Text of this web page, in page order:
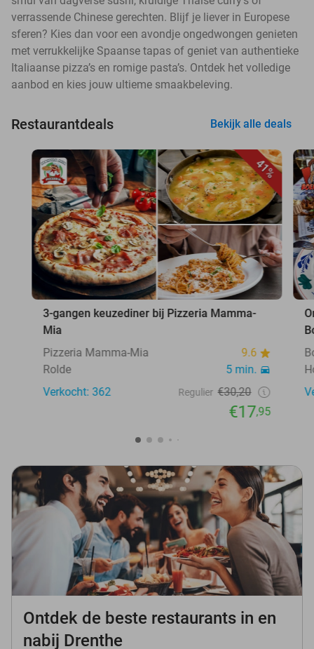
verrassende Chinese gerechten. Blijf je liever in Europese
sferen? Kies dan voor een avondje ongedwongen genieten
met verrukkelijke Spaanse tapas of geniet van authentieke
Italiaanse pizza’s en romige pasta’s. Ontdek het volledige
aanbod en kies jouw ultieme smaakbeleving.
Restaurantdeals Bekijk alle deals
41%
3-gangen keuzediner bij Pizzeria Mamma-
Mia
Pizzeria Mamma-Mia
9.6
Rolde
5 min.
Verkocht: 362
Regulier €30,20
€17,95
Ontdek de beste restaurants in en
nabij Drenthe